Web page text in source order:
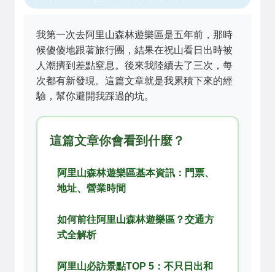
我第一次去阿里山森林遊樂區是五年前，那時
候傻傻地跟著旅行團，結果在祝山看日出時被
人潮擠到差點窒息。後來我陸續去了三次，每
次都有新發現。這篇文章就是我累積下來的經
驗，幫你避開我踩過的坑。
這篇文章你會看到什麼？
阿里山森林遊樂區基本資訊：門票、
地址、營業時間
如何前往阿里山森林遊樂區？交通方
式全解析
阿里山必訪景點TOP 5：不只日出和